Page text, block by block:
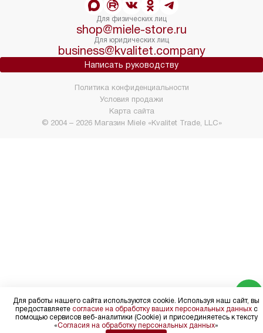
Для физических лиц
shop@miele-store.ru
Для юридических лиц
business@kvalitet.company
Написать руководству
© 2004 – 2026 Магазин Miele «Kvalitet Trade, LLC»
Политика конфиденциальности
Условия продажи
Карта сайта
Для работы нашего сайта используются cookie. Используя наш сайт, вы
предоставляете согласие на обработку ваших персональных данныхс
помощью сервисов веб-аналитики (Cookie) и присоединяетесь к тексту
«Согласия на обработку персональных данных»